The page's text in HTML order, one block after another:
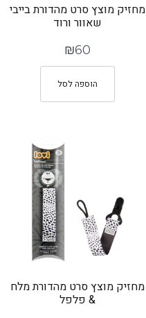
מחזיק מוצץ סרט מהדורת בייבי
שאוור ורוד
₪60
הוספה לסל
מחזיק מוצץ סרט מהדורת מלח
& פלפל